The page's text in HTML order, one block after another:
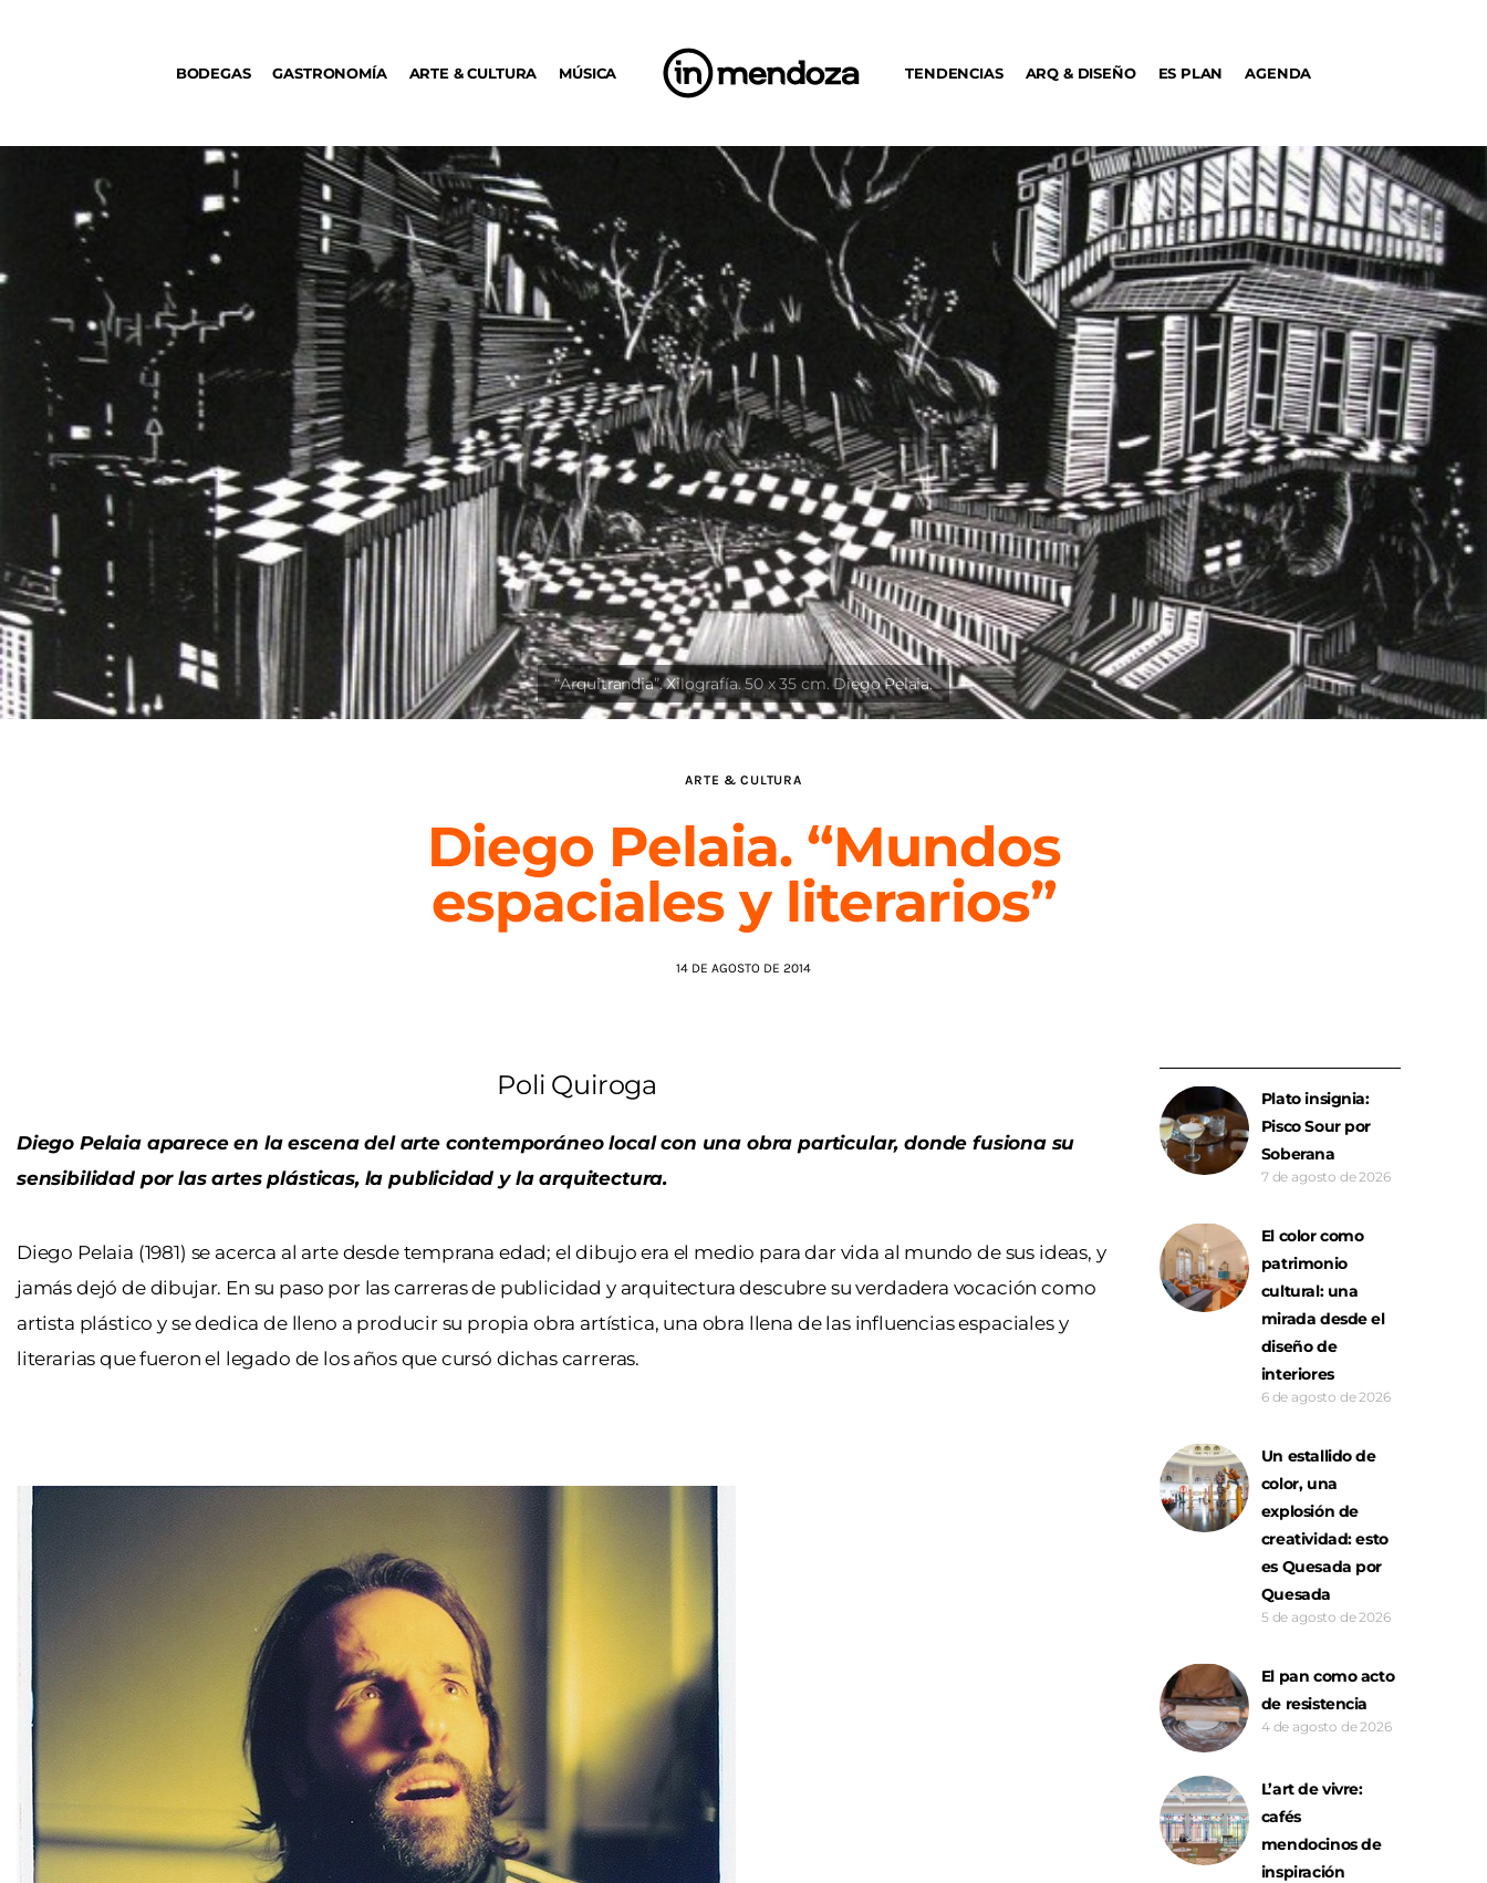
BODEGAS GASTRONOMÍA ARTE & CULTURA MÚSICA TENDENCIAS ARQ & DISEÑO ES PLAN AGENDA
DÓNDE IR
TENDENCIAS
ARQ & DISEÑO
AGENDA
ARTE & CULTURA
Diego Pelaia. “Mundos
espaciales y literarios”
14 DE AGOSTO DE 2014
Poli Quiroga
Diego Pelaia aparece en la escena del arte contemporáneo local con una obra particular, donde fusiona su
sensibilidad por las artes plásticas, la publicidad y la arquitectura.
Diego Pelaia (1981) se acerca al arte desde temprana edad; el dibujo era el medio para dar vida al mundo de sus ideas, y
jamás dejó de dibujar. En su paso por las carreras de publicidad y arquitectura descubre su verdadera vocación como
artista plástico y se dedica de lleno a producir su propia obra artística, una obra llena de las influencias espaciales y
literarias que fueron el legado de los años que cursó dichas carreras.
Plato insignia:
Pisco Sour por
Soberana
7 de agosto de 2026
El color como
patrimonio
cultural: una
mirada desde el
diseño de
interiores
6 de agosto de 2026
Un estallido de
color, una
explosión de
creatividad: esto
es Quesada por
Quesada
5 de agosto de 2026
El pan como acto
de resistencia
4 de agosto de 2026
L’art de vivre:
cafés
mendocinos de
inspiración